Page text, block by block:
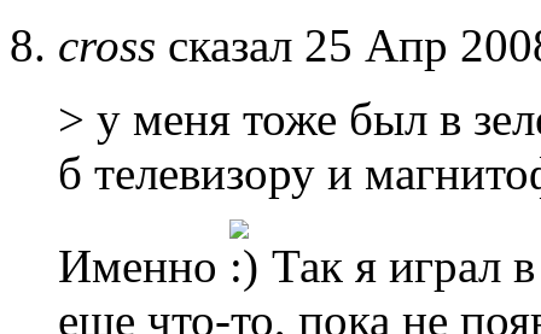
cross сказал 25 Апр
> у меня тоже был в
б телевизору и
Именно
Так я играл
еще что-то, пока не